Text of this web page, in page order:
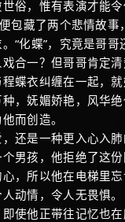
俗，惟有表演才能令
包藏了两个悲情故
“化蝶”，究竟是哥哥
合一？但哥哥肯定清
蝶衣纠缠在一起，
，妩媚娇艳，风华绝
而创造。
还是一种更入心入
男孩，他拒绝了这份
，所以他在电梯里
动情，令人无畏惧
使他正带往记忆也